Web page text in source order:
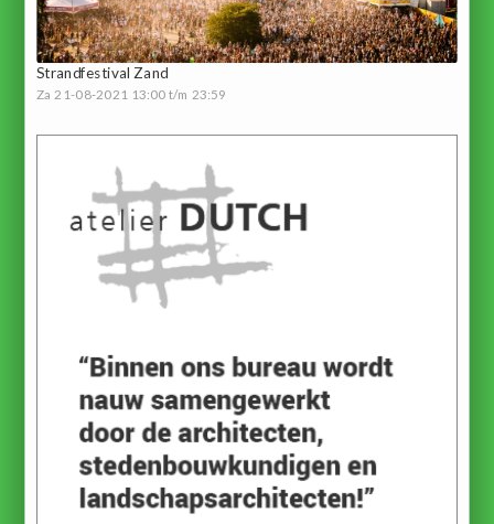
Strandfestival Zand
Za 21-08-2021 13:00 t/m 23:59